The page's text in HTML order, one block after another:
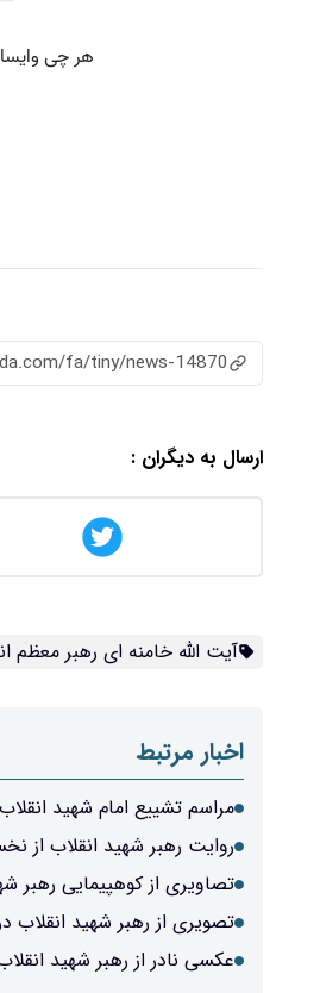
fa/tiny/news-14870
ارسال به دیگران :
آیت الله خامنه ای رهبر معظم
اخبار مرتبط
مراسم تشییع امام شهید
روایت رهبر شهید انقلاب از
تصاویری از کوهپیمایی رهبر
تصویری از رهبر شهید انقلاب
عکسی نادر از رهبر شهید